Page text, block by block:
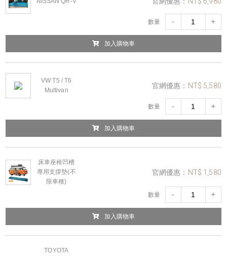
數量 - +
加入購物車
VW T5 / T6
Multivan
官網優惠： NT$ 5,580
數量 - +
加入購物車
床車座椅凹槽
專用支撐墊(不
限車種)
官網優惠： NT$ 1,580
數量 - +
加入購物車
TOYOTA